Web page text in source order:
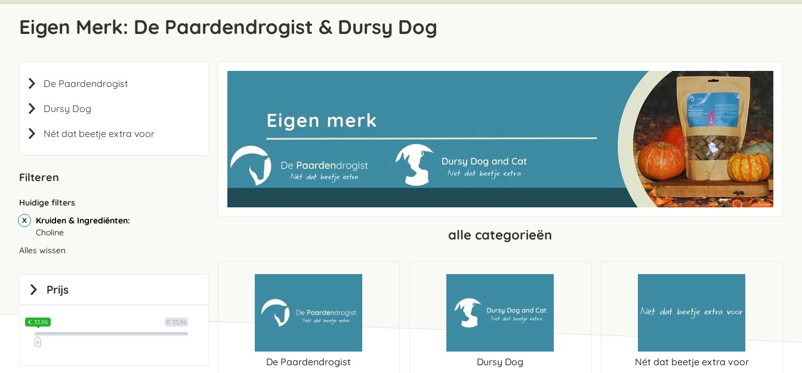
Eigen Merk: De Paardendrogist & Dursy Dog
alle categorieën
De Paardendrogist Dursy Dog Nét dat beetje extra voor
De Paardendrogist
Dursy Dog
Nét dat beetje extra voor
Filteren
Huidige filters
Kruiden & Ingrediënten
Choline
Alles wissen
Prijs
€ 33,96
€ 33,96